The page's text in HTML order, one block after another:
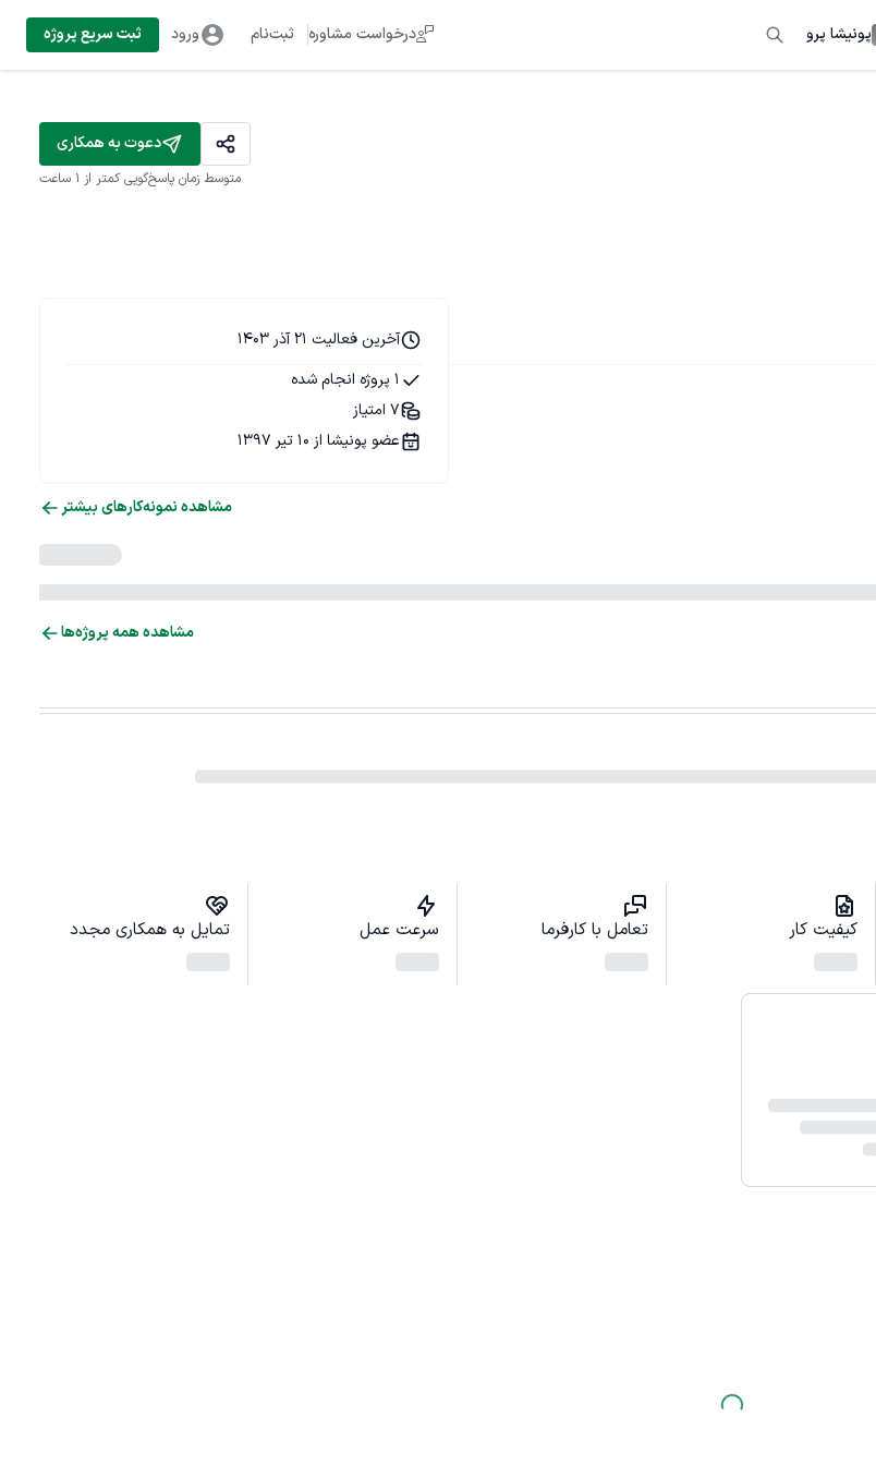
پونیشا پرو درخواست مشاوره ثبت‌نام ورود ثبت سریع پروژه
دعوت به همکاری
متوسط زمان پاسخ‌گویی کمتر از 1 ساعت
آخرین فعالیت 21 آذر 1403
1 پروژه انجام شده
7 امتیاز
عضو پونیشا از 10 تیر 1397
مشاهده نمونه‌کارهای بیشتر
مشاهده همه پروژه‌ها
کیفیت کار تعامل با کارفرما سرعت عمل تمایل به همکاری مجدد